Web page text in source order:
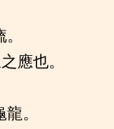
應也。
龍。